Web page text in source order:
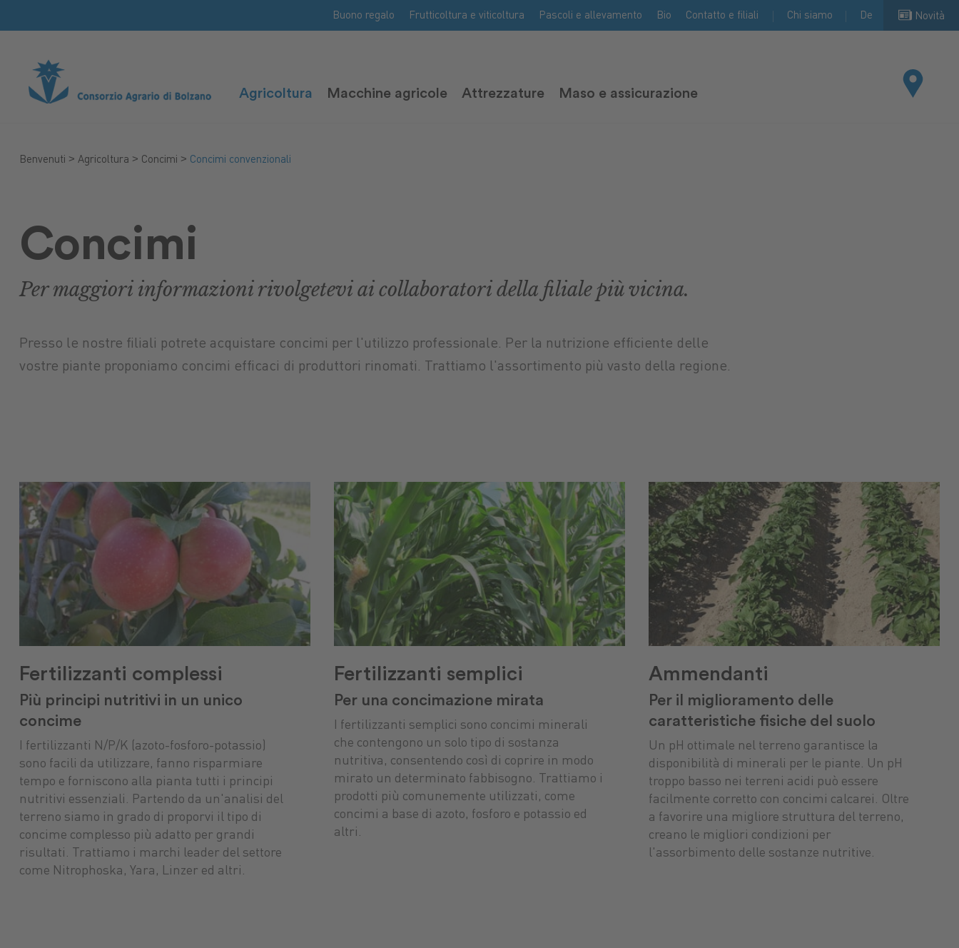
Buono regalo Frutticoltura e viticoltura Pascoli e allevamento Bio Contatto e filiali Chi siamo De Novità
Agricoltura Macchine agricole Attrezzature Maso e assicurazione
Benvenuti > Agricoltura > Concimi > Concimi convenzionali
Concimi
Per maggiori informazioni rivolgetevi ai collaboratori della filiale più vicina.
Presso le nostre filiali potrete acquistare concimi per l'utilizzo professionale. Per la nutrizione efficiente delle
vostre piante proponiamo concimi efficaci di produttori rinomati. Trattiamo l'assortimento più vasto della regione.
Fertilizzanti complessi
Più principi nutritivi in un unico
concime
I fertilizzanti N/P/K (azoto-fosforo-potassio)
sono facili da utilizzare, fanno risparmiare
tempo e forniscono alla pianta tutti i principi
nutritivi essenziali. Partendo da un'analisi del
terreno siamo in grado di proporvi il tipo di
concime complesso più adatto per grandi
risultati. Trattiamo i marchi leader del settore
come Nitrophoska, Yara, Linzer ed altri.
Fertilizzanti semplici
Per una concimazione mirata
I fertilizzanti semplici sono concimi minerali
che contengono un solo tipo di sostanza
nutritiva, consentendo così di coprire in modo
mirato un determinato fabbisogno. Trattiamo i
prodotti più comunemente utilizzati, come
concimi a base di azoto, fosforo e potassio ed
altri.
Ammendanti
Per il miglioramento delle
caratteristiche fisiche del suolo
Un pH ottimale nel terreno garantisce la
disponibilità di minerali per le piante. Un pH
troppo basso nei terreni acidi può essere
facilmente corretto con concimi calcarei. Oltre
a favorire una migliore struttura del terreno,
creano le migliori condizioni per
l'assorbimento delle sostanze nutritive.